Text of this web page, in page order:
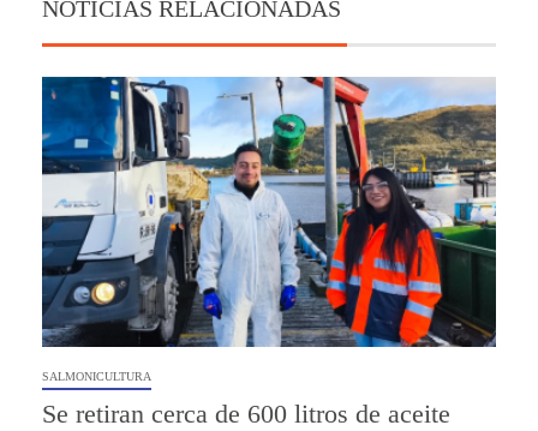
NOTICIAS RELACIONADAS
SALMONICULTURA
Se retiran cerca de 600 litros de aceite